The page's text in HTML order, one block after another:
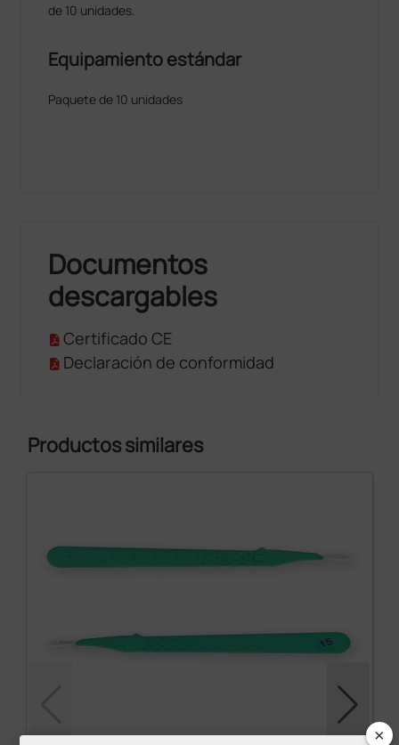
de 10 unidades.
Equipamiento estándar
Paquete de 10 unidades
Documentos
descargables
Certificado CE
Declaración de conformidad
Productos similares
×